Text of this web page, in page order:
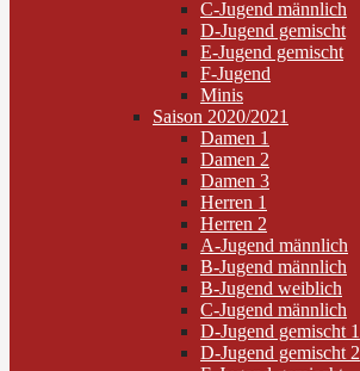
C-Jugend männlich
D-Jugend gemischt
E-Jugend gemischt
F-Jugend
Minis
Saison 2020/2021
Damen 1
Damen 2
Damen 3
Herren 1
Herren 2
A-Jugend männlich
B-Jugend männlich
B-Jugend weiblich
C-Jugend männlich
D-Jugend gemischt 1
D-Jugend gemischt 2